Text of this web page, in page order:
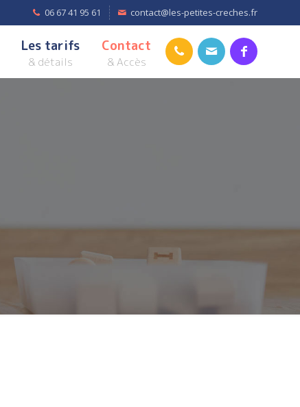
06 67 41 95 61 contact@les-petites-creches.fr
Les tarifs
& détails
Contact
& Accès